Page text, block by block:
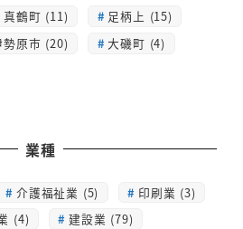
真鶴町 (11)
足柄上 (15)
勢原市 (20)
大磯町 (4)
業種
介護福祉業 (5)
印刷業 (3)
(4)
建設業 (79)